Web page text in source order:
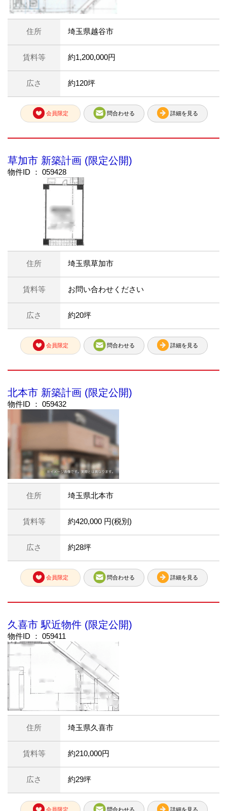
住所 埼玉県越谷市
賃料等 約1,200,000円
広さ 約120坪
会員限定 問合わせる 詳細を見る
草加市 新築計画 (限定公開)
物件ID ： 059428
住所 埼玉県草加市
賃料等 お問い合わせください
広さ 約20坪
会員限定 問合わせる 詳細を見る
北本市 新築計画 (限定公開)
物件ID ： 059432
住所 埼玉県北本市
賃料等 約420,000 円(税別)
広さ 約28坪
会員限定 問合わせる 詳細を見る
久喜市 駅近物件 (限定公開)
物件ID ： 059411
住所 埼玉県久喜市
賃料等 約210,000円
広さ 約29坪
会員限定 問合わせる 詳細を見る